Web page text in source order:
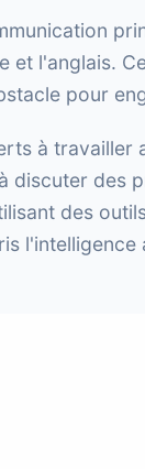
et l'anglais.
pour
à travailler
discuter des
des
l'intelligence